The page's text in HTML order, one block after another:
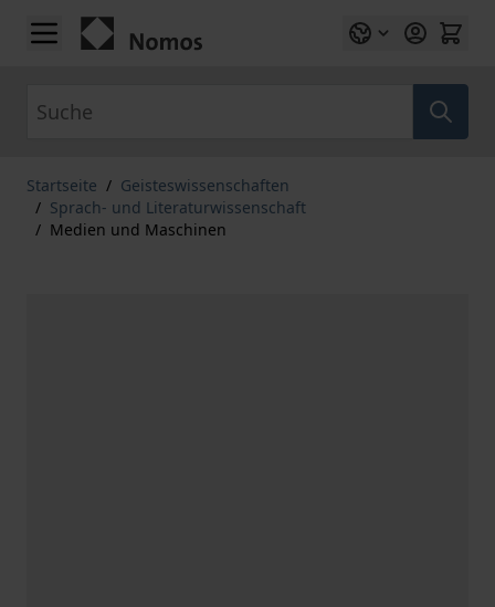
Zum Inhalt springen
Startseite / Geisteswissenschaften
/ Sprach- und Literaturwissenschaft
/ Medien und Maschinen